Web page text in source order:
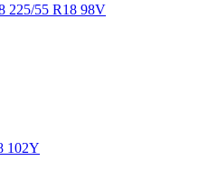
225/55 R18 98V
102Y